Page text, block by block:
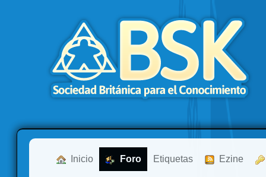
Inicio Foro Etiquetas Ezine